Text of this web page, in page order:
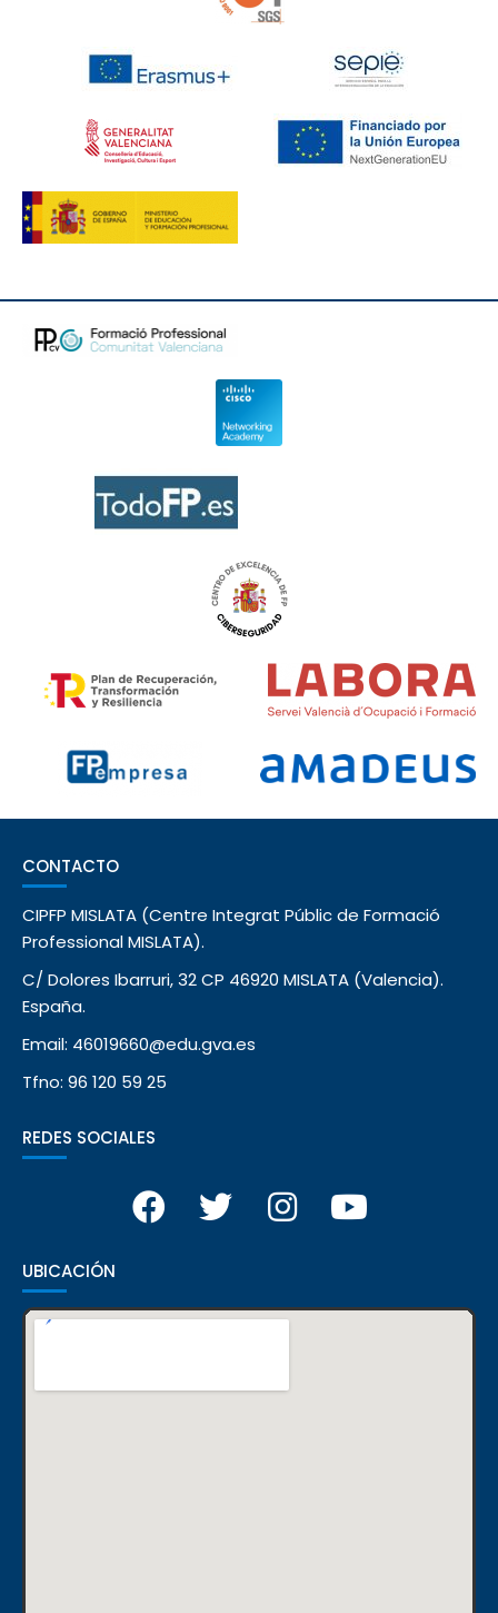
CONTACTO
CIPFP MISLATA (Centre Integrat Públic de Formació
Professional MISLATA).
C/ Dolores Ibarruri, 32 CP 46920 MISLATA (Valencia).
España.
Email: 46019660@edu.gva.es
Tfno: 96 120 59 25
REDES SOCIALES
UBICACIÓN